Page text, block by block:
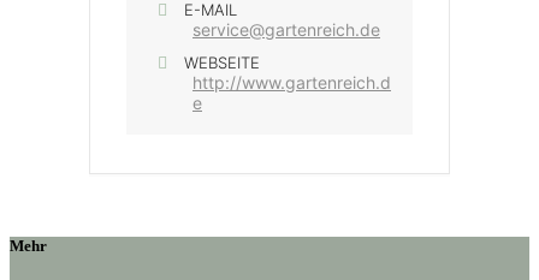
E-MAIL
service@gartenreich.de
WEBSEITE
http://www.gartenreich.d
e
Mehr